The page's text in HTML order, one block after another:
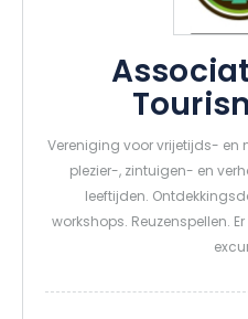
Vereniging voor vrijetijds- en
plezier-, zintuigen- en
leeftijden.
workshops. Reuzenspellen.